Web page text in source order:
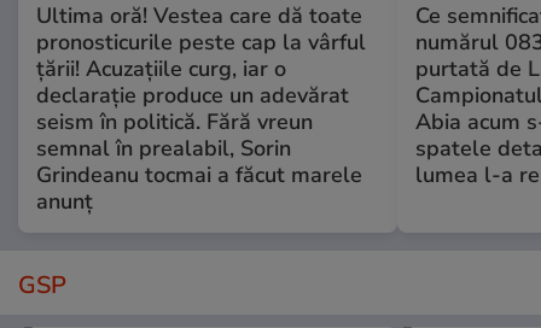
Ultima oră! Vestea care dă toate
pronosticurile peste cap la vârful
țării! Acuzațiile curg, iar o
declarație produce un adevărat
seism în politică. Fără vreun
semnal în prealabil, Sorin
Grindeanu tocmai a făcut marele
anunț
Ce
numărul
purtată de
Abia acum
spatele
lumea l-a
GSP